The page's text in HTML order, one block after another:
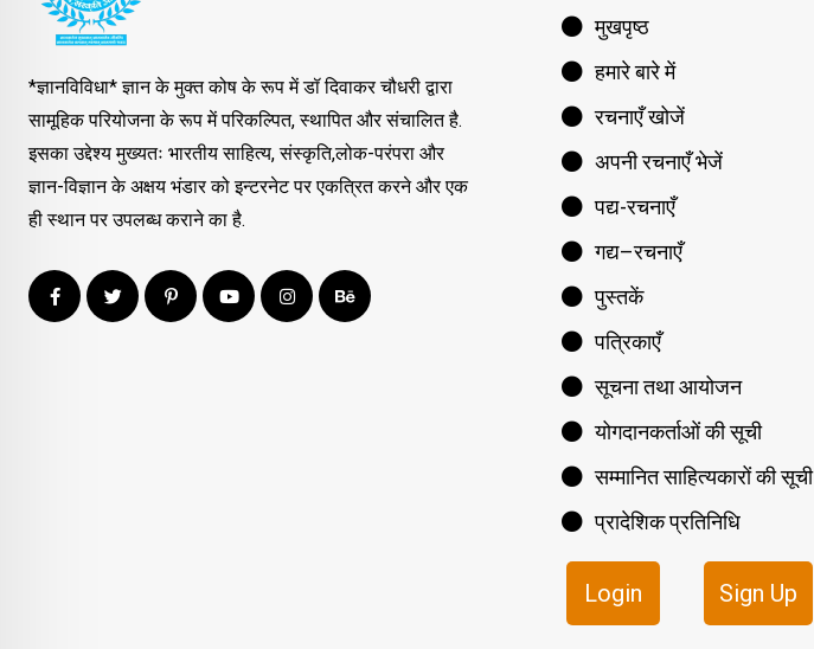
*ज्ञानविविधा* ज्ञान के मुक्त कोष के रूप में डॉ दिवाकर चौधरी द्वारा
सामूहिक परियोजना के रूप में परिकल्पित, स्थापित और संचालित है.
इसका उद्देश्य मुख्यतः भारतीय साहित्य, संस्कृति,लोक-परंपरा और
ज्ञान-विज्ञान के अक्षय भंडार को इन्टरनेट पर एकत्रित करने और एक
ही स्थान पर उपलब्ध कराने का है.
मुखपृष्ठ
हमारे बारे में
रचनाएँ खोजें
अपनी रचनाएँ भेजें
पद्य-रचनाएँ
गद्य–रचनाएँ
पुस्तकें
पत्रिकाएँ
सूचना तथा आयोजन
योगदानकर्ताओं की सूची
सम्मानित साहित्यकारों की सूची
प्रादेशिक प्रतिनिधि
Login Sign Up